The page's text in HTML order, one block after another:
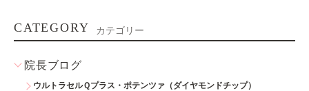
CATEGORY カテゴリー
院長ブログ
ウルトラセルＱプラス・ポテンツァ（ダイヤモンドチップ）